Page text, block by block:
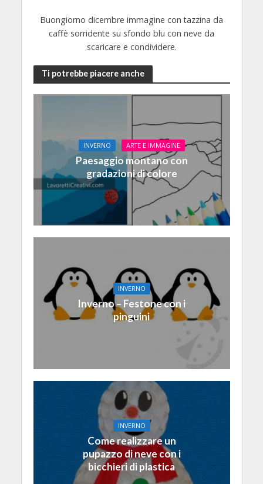
Buongiorno dicembre immagine con tazzina da
caffè sorridente su sfondo blu con neve da
scaricare e condividere.
Ti potrebbe piacere anche
INVERNO ARTE E IMMAGINE
Paesaggio montano con
gradazioni di colore
INVERNO
Inverno – Festone con i
pinguini
INVERNO
Come realizzare un
pupazzo di neve con i
bicchieri di plastica